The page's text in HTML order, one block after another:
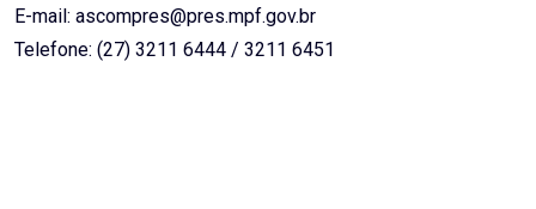
E-mail: ascompres@pres.mpf.gov.br
Telefone: (27) 3211 6444 / 3211 6451